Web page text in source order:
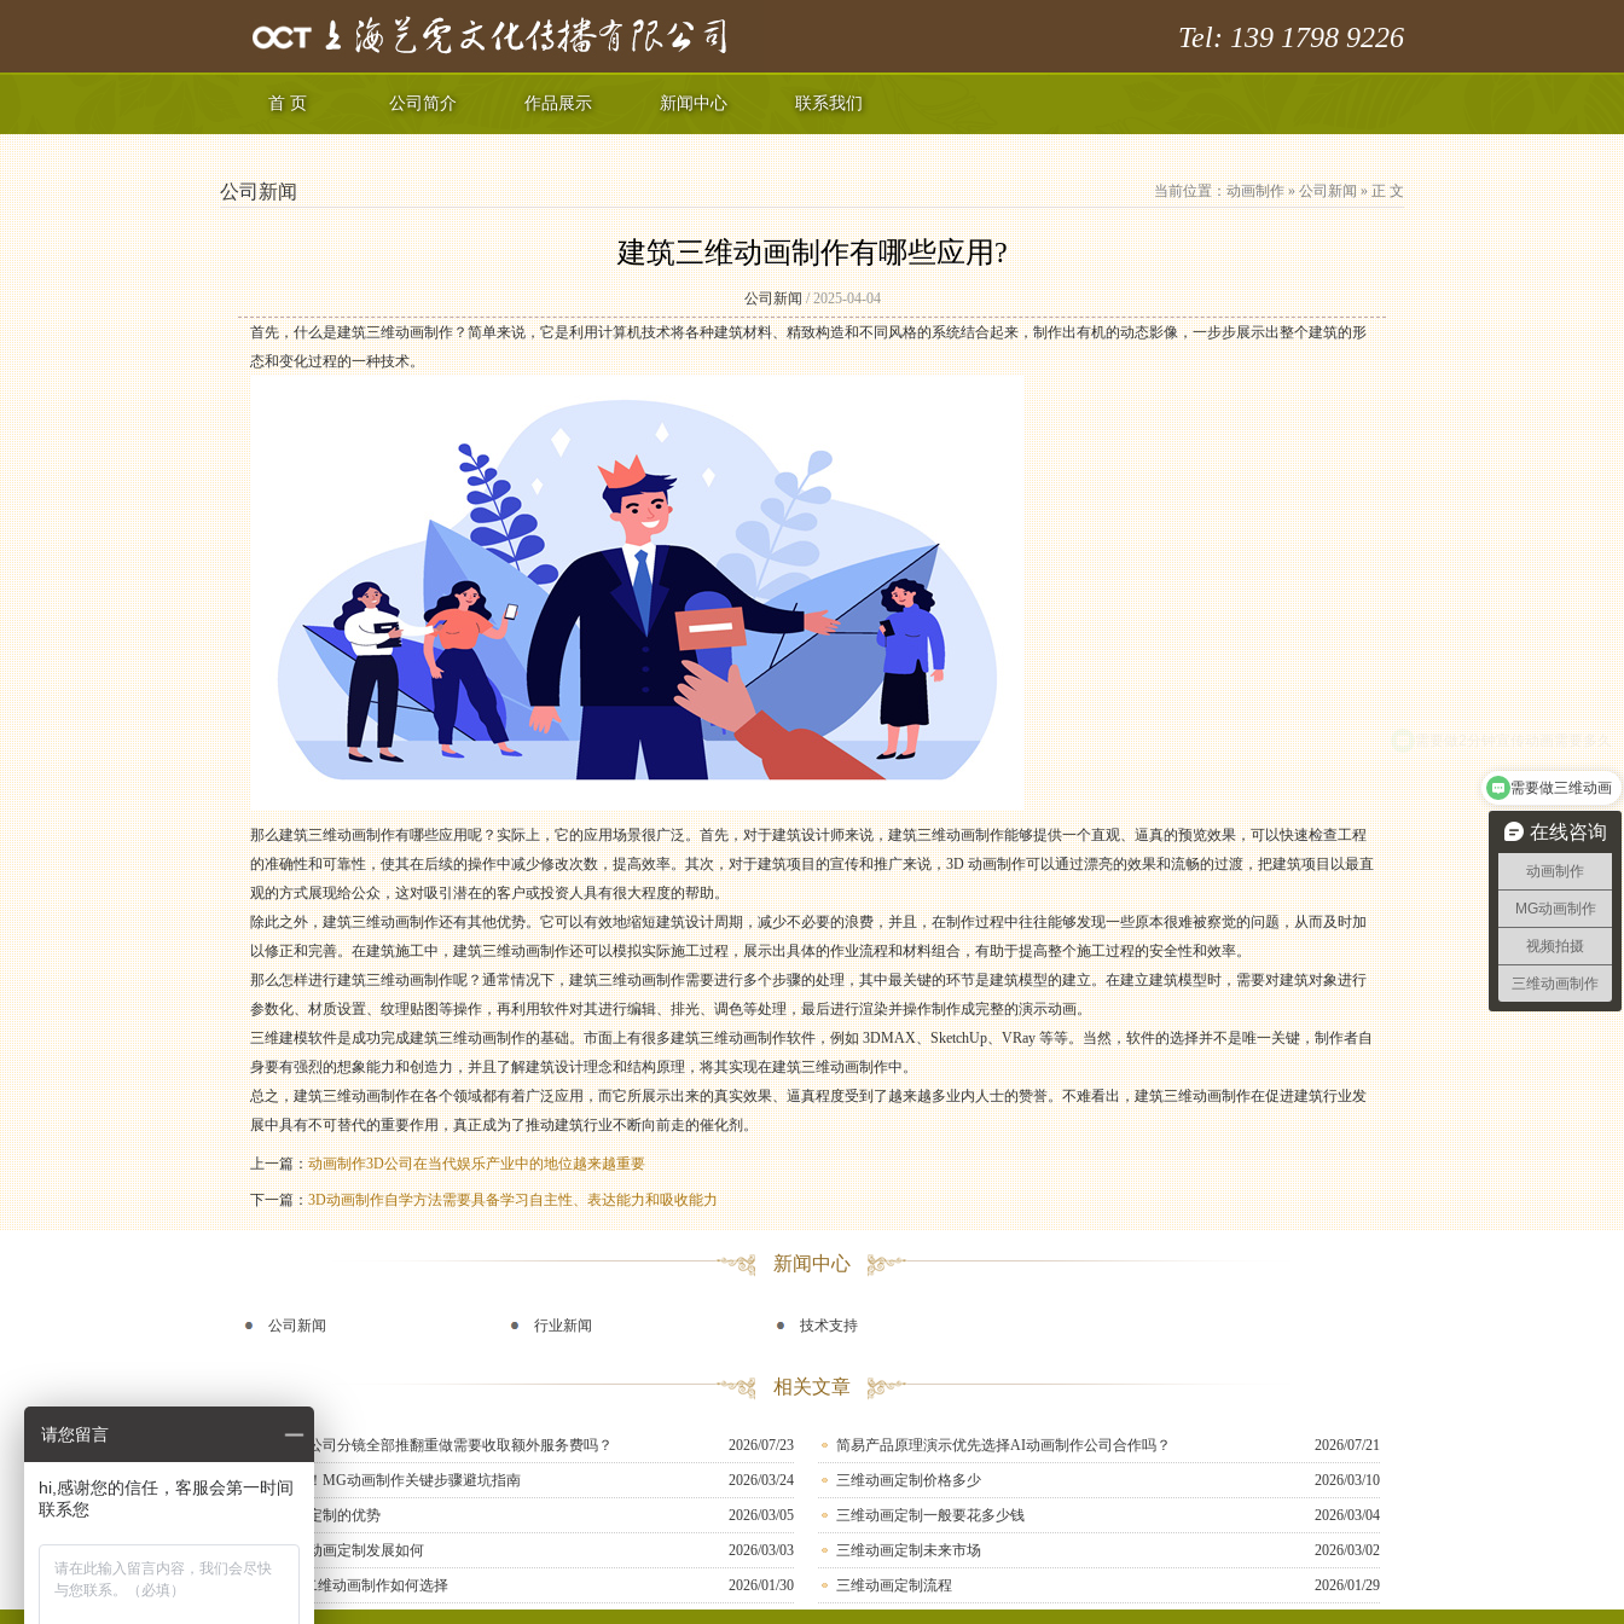
Tel: 139 1798 9226
首 页 公司简介 作品展示 新闻中心 联系我们
当前位置：动画制作»公司新闻» 正 文
公司新闻
建筑三维动画制作有哪些应用?
公司新闻/ 2025-04-04
首先，什么是建筑三维动画制作？简单来说，它是利用计算机技术将各种建筑材料、精致构造和不同风格的系统结合起来，制作出有机的动态影像，一步步展示出整个建筑的形
态和变化过程的一种技术。
那么建筑三维动画制作有哪些应用呢？实际上，它的应用场景很广泛。首先，对于建筑设计师来说，建筑三维动画制作能够提供一个直观、逼真的预览效果，可以快速检查工程
的准确性和可靠性，使其在后续的操作中减少修改次数，提高效率。其次，对于建筑项目的宣传和推广来说，3D 动画制作可以通过漂亮的效果和流畅的过渡，把建筑项目以最直
观的方式展现给公众，这对吸引潜在的客户或投资人具有很大程度的帮助。
除此之外，建筑三维动画制作还有其他优势。它可以有效地缩短建筑设计周期，减少不必要的浪费，并且，在制作过程中往往能够发现一些原本很难被察觉的问题，从而及时加
以修正和完善。在建筑施工中，建筑三维动画制作还可以模拟实际施工过程，展示出具体的作业流程和材料组合，有助于提高整个施工过程的安全性和效率。
那么怎样进行建筑三维动画制作呢？通常情况下，建筑三维动画制作需要进行多个步骤的处理，其中最关键的环节是建筑模型的建立。在建立建筑模型时，需要对建筑对象进行
参数化、材质设置、纹理贴图等操作，再利用软件对其进行编辑、排光、调色等处理，最后进行渲染并操作制作成完整的演示动画。
三维建模软件是成功完成建筑三维动画制作的基础。市面上有很多建筑三维动画制作软件，例如 3DMAX、SketchUp、VRay 等等。当然，软件的选择并不是唯一关键，制作者自
身要有强烈的想象能力和创造力，并且了解建筑设计理念和结构原理，将其实现在建筑三维动画制作中。
总之，建筑三维动画制作在各个领域都有着广泛应用，而它所展示出来的真实效果、逼真程度受到了越来越多业内人士的赞誉。不难看出，建筑三维动画制作在促进建筑行业发
展中具有不可替代的重要作用，真正成为了推动建筑行业不断向前走的催化剂。
上一篇：动画制作3D公司在当代娱乐产业中的地位越来越重要
下一篇：3D动画制作自学方法需要具备学习自主性、表达能力和吸收能力
新闻中心
公司新闻 行业新闻 技术支持
相关文章
动画制作公司分镜全部推翻重做需要收取额外服务费吗？ 2026/07/23 简易产品原理演示优先选择AI动画制作公司合作吗？ 2026/07/21
新手必知！MG动画制作关键步骤避坑指南 2026/03/24 三维动画定制价格多少 2026/03/10
三维动画定制的优势 2026/03/05 三维动画定制一般要花多少钱 2026/03/04
上海三维动画定制发展如何 2026/03/03 三维动画定制未来市场 2026/03/02
专业MG二维动画制作如何选择 2026/01/30 三维动画定制流程 2026/01/29
在线咨询
动画制作
MG动画制作
视频拍摄
三维动画制作
需要做三维动画
请您留言
hi,感谢您的信任，客服会第一时间
联系您